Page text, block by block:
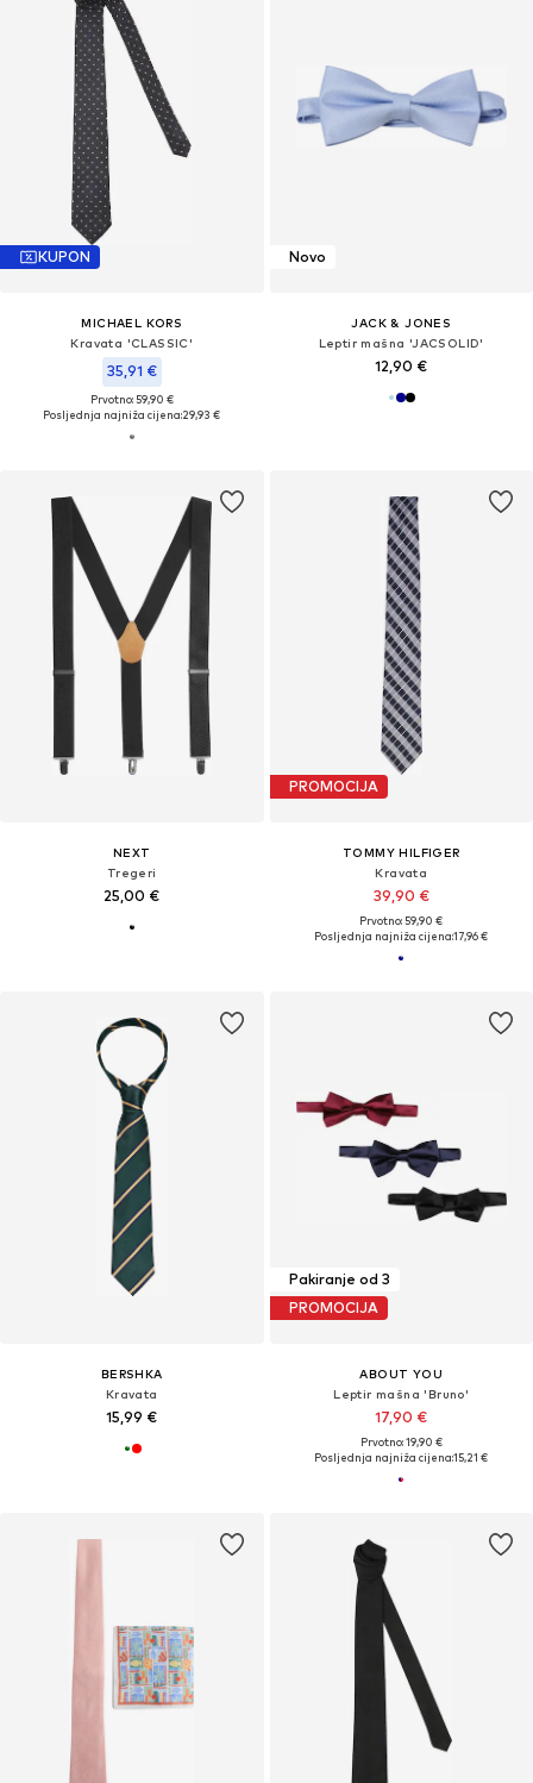
KUPON
MICHAEL KORS
Kravata 'CLASSIC'
35,91 €
Prvotno: 59,90 €
Posljednja najniža cijena:29,93 €
Novo
JACK & JONES
Leptir mašna 'JACSOLID'
12,90 €
NEXT
Tregeri
25,00 €
PROMOCIJA
TOMMY HILFIGER
Kravata
39,90 €
Prvotno: 59,90 €
Posljednja najniža cijena:17,96 €
BERSHKA
Kravata
15,99 €
Pakiranje od 3
PROMOCIJA
ABOUT YOU
Leptir mašna 'Bruno'
17,90 €
Prvotno: 19,90 €
Posljednja najniža cijena:15,21 €